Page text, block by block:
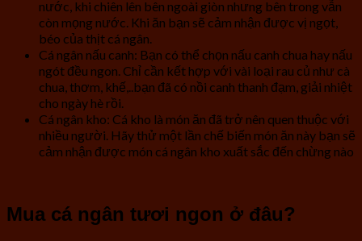
nước, khi chiên lên bên ngoài giòn nhưng bên trong vẫn
còn mọng nước. Khi ăn bạn sẽ cảm nhận được vị ngọt,
béo của thịt cá ngân.
Cá ngân nấu canh: Bạn có thể chọn nấu canh chua hay nấu
ngót đều ngon. Chỉ cần kết hợp với vài loại rau củ như cà
chua, thơm, khế,..bạn đã có nồi canh thanh đạm, giải nhiệt
cho ngày hè rồi.
Cá ngân kho: Cá kho là món ăn đã trở nên quen thuộc với
nhiều người. Hãy thử một lần chế biến món ăn này bạn sẽ
cảm nhận được món cá ngân kho xuất sắc đến chừng nào
Mua cá ngân tươi ngon ở đâu?